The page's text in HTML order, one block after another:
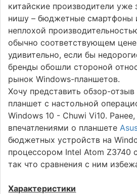
китайские производители уже
нишу – бюджетные смартфоны
неплохой
обычно соответствующем
удивительно, если бы
бренды обошли стороной
рынок Windows-планшетов.
Хочу представить обзор-
планшет с настольной
Windows 10 - Chuwi Vi10.
впечатлениями о планшете
бюджетных устройств на
процессором Intel Atom Z3740
так что сравнения с ним
Характеристики